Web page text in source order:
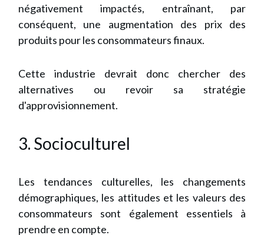
négativement impactés, entraînant, par
conséquent, une augmentation des prix des
produits pour les consommateurs finaux.
Cette industrie devrait donc chercher des
alternatives ou revoir sa stratégie
d'approvisionnement.
3. Socioculturel
Les tendances culturelles, les changements
démographiques, les attitudes et les valeurs des
consommateurs sont également essentiels à
prendre en compte.